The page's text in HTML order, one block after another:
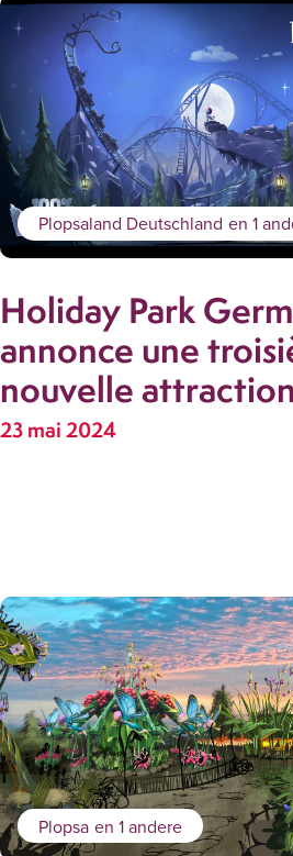
Plopsaland Deutschland en 1
Holiday Park
annonce une
nouvelle
23 mai 2024
Plopsa en 1 andere